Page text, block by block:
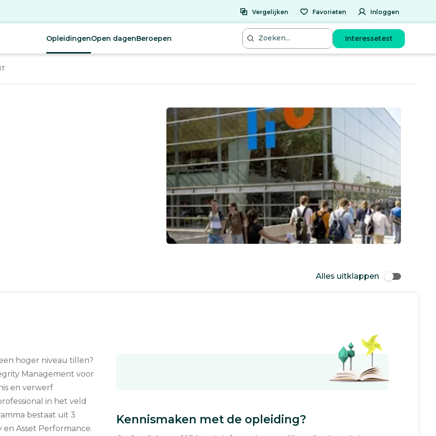
Vergelijken Favorieten Inloggen
OpleidingenOpen dagenBeroepen Interessetest
Alles uitklappen
hoger niveau tillen?
Management voor
en verwerf
in het veld
bestaat uit 3
Asset Performance.
Kennismaken met de opleiding?